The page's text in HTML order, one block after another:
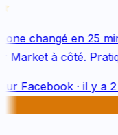
changé en 25
à côté.
Facebook· il y a 2